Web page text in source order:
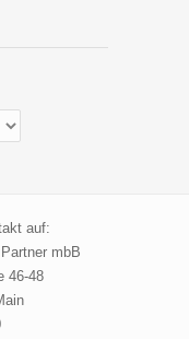
auf:
mbB
46-48